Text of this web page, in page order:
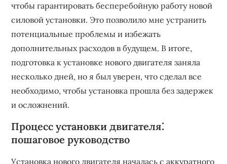
чтобы гарантировать бесперебойную работу новой
силовой установки. Это позволило мне устранить
потенциальные проблемы и избежать
дополнительных расходов в будущем. В итоге,
подготовка к установке нового двигателя заняла
несколько дней, но я был уверен, что сделал все
необходимо, чтобы установка прошла без задержек
и осложнений.
Процесс установки двигателя⁚
пошаговое руководство
Установка нового двигателя началась с аккуратного